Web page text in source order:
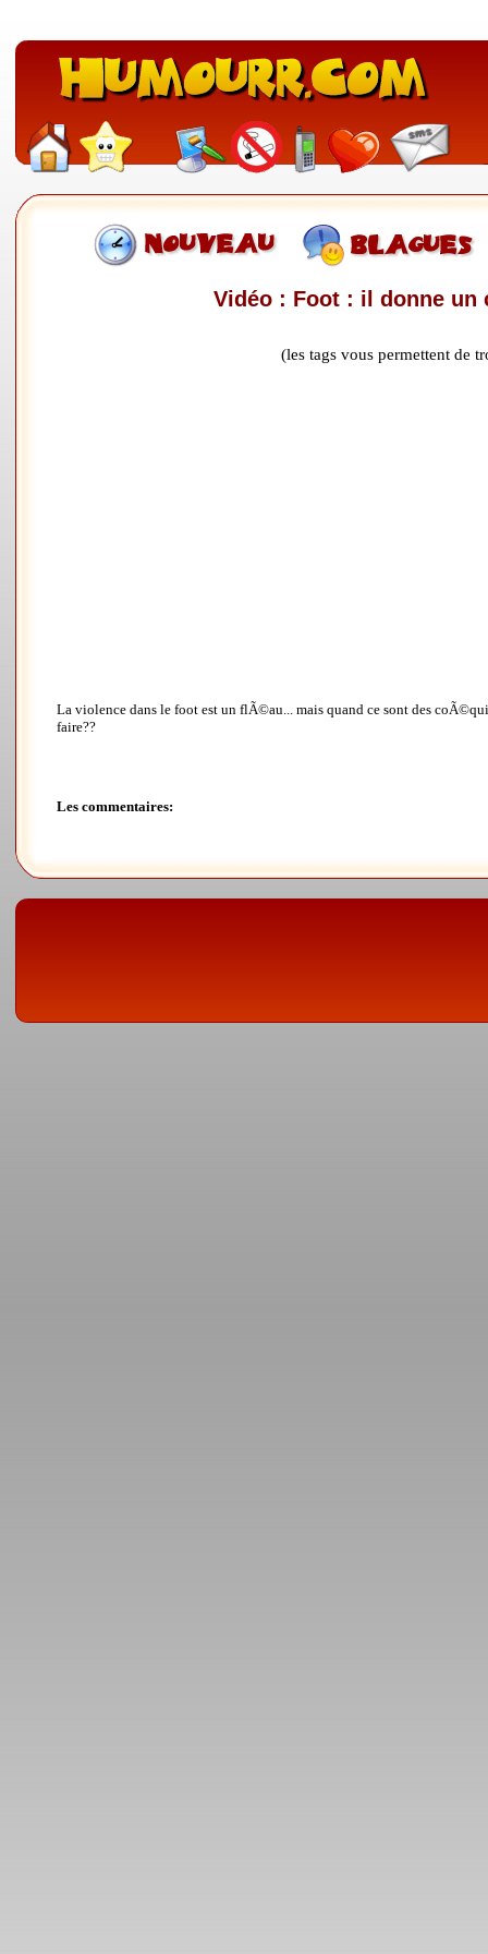
Vidéo : Foot : il donne
(les tags vous permettent de
La violence dans le foot est un flÃ©au... mais quand ce sont des
faire??
Les commentaires: